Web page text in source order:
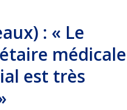
: « Le
médicale
est très